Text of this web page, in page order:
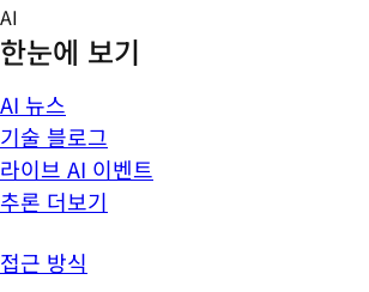
Skip
to
content
AI
한눈에 보기
AI 뉴스
기술 블로그
라이브 AI 이벤트
추론 더보기
접근 방식